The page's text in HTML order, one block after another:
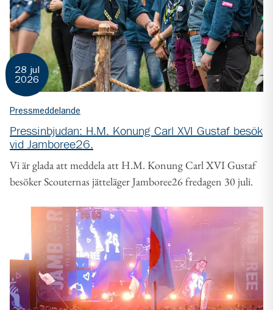
28 jul
2026
Pressmeddelande
Pressinbjudan: H.M. Konung Carl XVI Gustaf besök
vid Jamboree26.
Vi är glada att meddela att H.M. Konung Carl XVI Gustaf
besöker Scouternas jätteläger Jamboree26 fredagen 30 juli.